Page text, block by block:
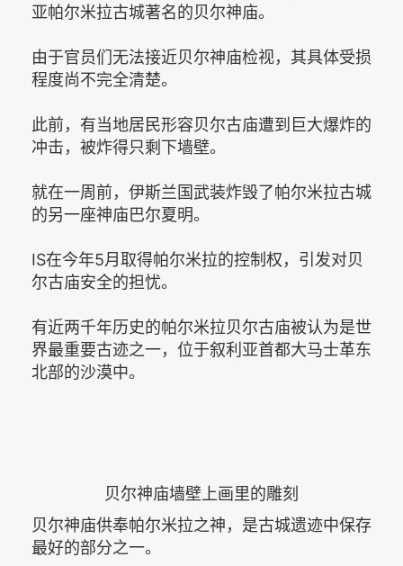
亚帕尔米拉古城著名的贝尔神庙。
由于官员们无法接近贝尔神庙检视，其具体受损
程度尚不完全清楚。
此前，有当地居民形容贝尔古庙遭到巨大爆炸的
冲击，被炸得只剩下墙壁。
就在一周前，伊斯兰国武装炸毁了帕尔米拉古城
的另一座神庙巴尔夏明。
IS在今年5月取得帕尔米拉的控制权，引发对贝
尔古庙安全的担忧。
有近两千年历史的帕尔米拉贝尔古庙被认为是世
界最重要古迹之一，位于叙利亚首都大马士革东
北部的沙漠中。
贝尔神庙墙壁上画里的雕刻
贝尔神庙供奉帕尔米拉之神，是古城遗迹中保存
最好的部分之一。